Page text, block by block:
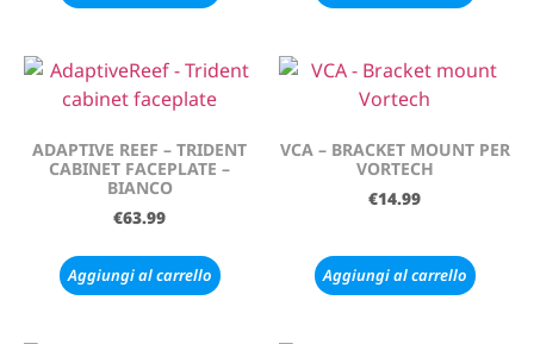
ADAPTIVE REEF – TRIDENT
CABINET FACEPLATE –
BIANCO
€63.99
Aggiungi al carrello
VCA – BRACKET MOUNT PER
VORTECH
€14.99
Aggiungi al carrello